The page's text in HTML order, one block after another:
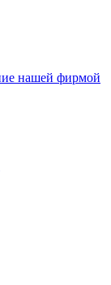
нашей фирмой